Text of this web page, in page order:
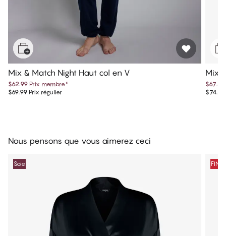
Mix & Match Night Haut col en V
$62.99 Prix membre*
$69.99 Prix régulier
Mix
$67.49
$74.99
Nous pensons que vous aimerez ceci
Soie